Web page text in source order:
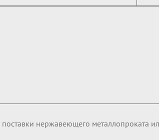
нержавеющего металлопроката